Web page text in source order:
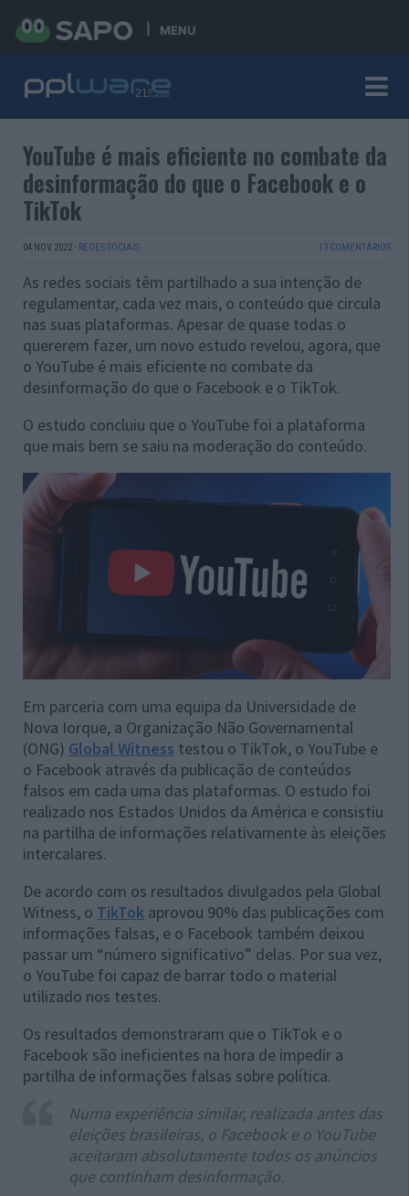
MENU
YouTube é mais eficiente no combate da
desinformação do que o Facebook e o
TikTok
04 NOV 2022 · REDES SOCIAIS 13 COMENTÁRIOS
As redes sociais têm partilhado a sua intenção de
regulamentar, cada vez mais, o conteúdo que circula
nas suas plataformas. Apesar de quase todas o
quererem fazer, um novo estudo revelou, agora, que
o YouTube é mais eficiente no combate da
desinformação do que o Facebook e o TikTok.
O estudo concluiu que o YouTube foi a plataforma
que mais bem se saiu na moderação do conteúdo.
Em parceria com uma equipa da Universidade de
Nova Iorque, a Organização Não Governamental
(ONG) Global Witness testou o TikTok, o YouTube e
o Facebook através da publicação de conteúdos
falsos em cada uma das plataformas. O estudo foi
realizado nos Estados Unidos da América e consistiu
na partilha de informações relativamente às eleições
intercalares.
De acordo com os resultados divulgados pela Global
Witness, o TikTok aprovou 90% das publicações com
informações falsas, e o Facebook também deixou
passar um “número significativo” delas. Por sua vez,
o YouTube foi capaz de barrar todo o material
utilizado nos testes.
Os resultados demonstraram que o TikTok e o
Facebook são ineficientes na hora de impedir a
partilha de informações falsas sobre política.
Numa experiência similar, realizada antes das
eleições brasileiras, o Facebook e o YouTube
aceitaram absolutamente todos os anúncios
que continham desinformação.